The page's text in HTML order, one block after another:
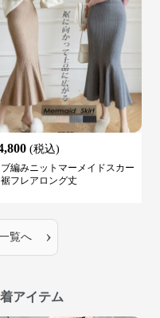
(税込)
ブ編みニットマーメイドスカー
裾フレアロング丈
覧へ ›
アイテム